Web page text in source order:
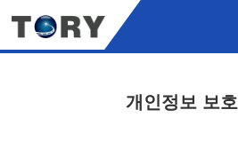
개인정보 보